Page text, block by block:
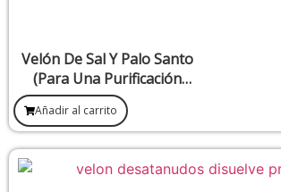
Velón De Sal Y Palo Santo
(Para Una Purificación
Integral De Los Espacios)
Añadir al carrito